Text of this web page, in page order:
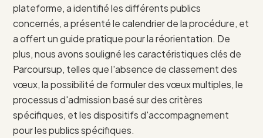
plateforme, a identifié les différents publics
concernés, a présenté le calendrier de la procédure, et
a offert un guide pratique pour la réorientation. De
plus, nous avons souligné les caractéristiques clés de
Parcoursup, telles que l'absence de classement des
vœux, la possibilité de formuler des vœux multiples, le
processus d'admission basé sur des critères
spécifiques, et les dispositifs d'accompagnement
pour les publics spécifiques.